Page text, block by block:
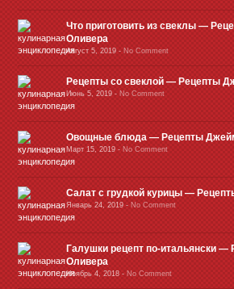
Что приготовить из свеклы —
Оливера
Август 5, 2019- No Comment
Рецепты со свеклой — Рецепты
Июнь 5, 2019- No Comment
Овощные блюда — Рецепты
Март 15, 2019- No Comment
Салат с грудкой курицы —
Январь 24, 2019- No Comment
Галушки рецепт по-итальянски
Оливера
Ноябрь 4, 2018- No Comment